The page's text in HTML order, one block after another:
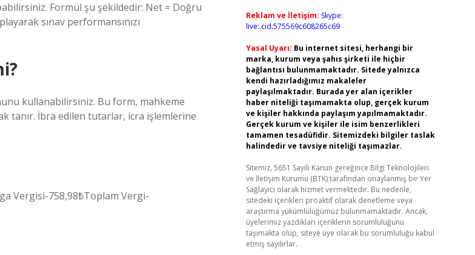
Formül şu şekildedir: Net = Doğru
sınav performansınızı
kullanabilirsiniz. Bu form, mahkeme
tanır. İbra edilen tutarlar, icra işlemlerine
Vergisi-758,98₺Toplam Vergi-
Reklam ve İletişim: Skype:
live:.cid.575569c608265c69
Yasal Uyarı: Bu internet sitesi, herhangi bir
marka, kurum veya şahıs şirketi ile hiçbir
bağlantısı bulunmamaktadır. Sitede yalnızca
kendi hazırladığımız makaleler
paylaşılmaktadır. Burada yer alan içerikler
haber niteliği taşımamakta olup, gerçek kurum
ve kişiler hakkında paylaşım yapılmamaktadır.
Gerçek kurum ve kişiler ile isim benzerlikleri
tamamen tesadüfidir. Sitemizdeki bilgiler taslak
halindedir ve tavsiye niteliği taşımazlar.
Sitemiz, 5651 Sayılı Kanun gereğince Bilgi Teknolojileri
ve İletişim Kurumu (BTK) tarafından onaylanmış bir Yer
Sağlayıcı olarak hizmet vermektedir. Bu nedenle,
sitedeki içerikleri proaktif olarak denetleme veya
araştırma yükümlülüğümüz bulunmamaktadır. Ancak,
üyelerimiz yazdıkları içeriklerin sorumluluğunu
taşımakta olup, siteye üye olarak bu sorumluluğu kabul
etmiş sayılırlar.